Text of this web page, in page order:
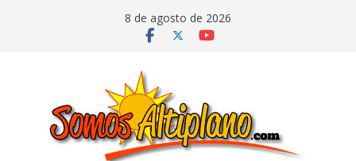
8 de agosto de 2026